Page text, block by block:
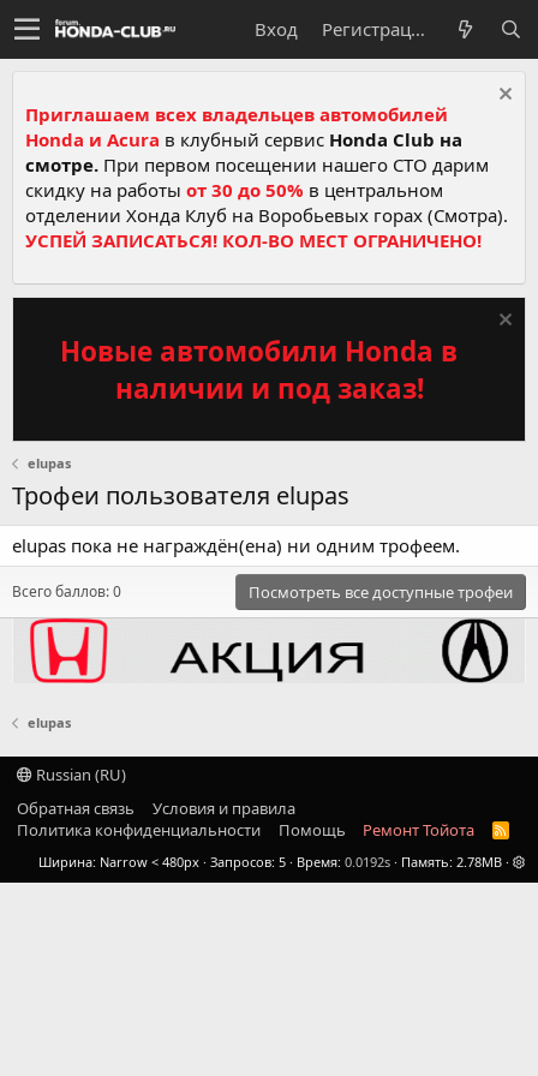
Вход Регистрация
Приглашаем всех владельцев автомобилей
Honda и Acura в клубный сервис Honda Club на
смотре. При первом посещении нашего СТО дарим
скидку на работы от 30 до 50% в центральном
отделении Хонда Клуб на Воробьевых горах (Смотра).
УСПЕЙ ЗАПИСАТЬСЯ! КОЛ-ВО МЕСТ ОГРАНИЧЕНО!
Новые автомобили Honda в
наличии и под заказ!
elupas
Трофеи пользователя elupas
elupas пока не награждён(ена) ни одним трофеем.
Всего баллов: 0 Посмотреть все доступные трофеи
elupas
Russian (RU)
Обратная связь
Условия и правила
Политика конфиденциальности
Помощь Ремонт Тойота
R
S
S
Ширина Запросов 5 Время 0.0192s Память 2.78MB